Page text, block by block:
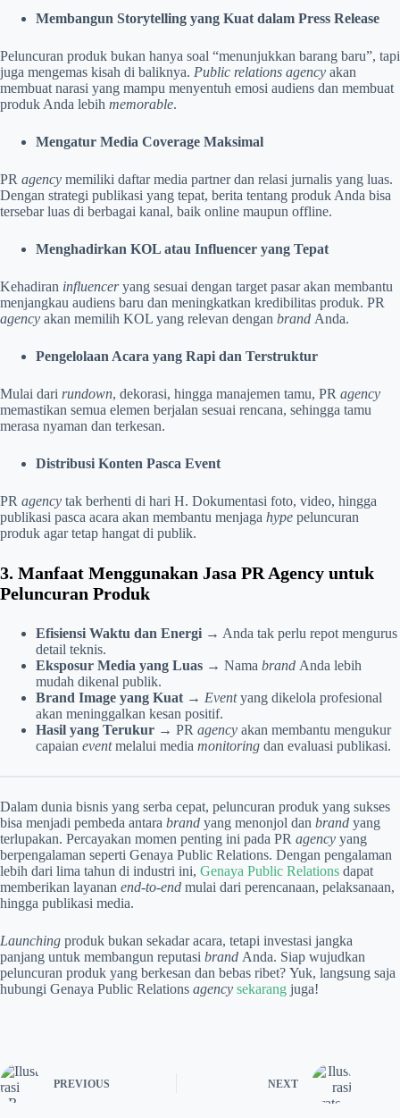
Membangun Storytelling yang Kuat dalam Press Release
Peluncuran produk bukan hanya soal “menunjukkan barang baru”, tapi
juga mengemas kisah di baliknya. Public relations agency akan
membuat narasi yang mampu menyentuh emosi audiens dan membuat
produk Anda lebih memorable.
Mengatur Media Coverage Maksimal
PR agency memiliki daftar media partner dan relasi jurnalis yang luas.
Dengan strategi publikasi yang tepat, berita tentang produk Anda bisa
tersebar luas di berbagai kanal, baik online maupun offline.
Menghadirkan KOL atau Influencer yang Tepat
Kehadiran influenceryang sesuai dengan target pasar akan membantu
menjangkau audiens baru dan meningkatkan kredibilitas produk. PR
agency akan memilih KOL yang relevan dengan brand Anda.
Pengelolaan Acara yang Rapi dan Terstruktur
Mulai dari rundown, dekorasi, hingga manajemen tamu, PR agency
memastikan semua elemen berjalan sesuai rencana, sehingga tamu
merasa nyaman dan terkesan.
Distribusi Konten Pasca Event
PR agency tak berhenti di hari H. Dokumentasi foto, video, hingga
publikasi pasca acara akan membantu menjaga hype peluncuran
produk agar tetap hangat di publik.
3. Manfaat Menggunakan Jasa PR Agency untuk
Peluncuran Produk
Efisiensi Waktu dan Energi → Anda tak perlu repot mengurus
detail teknis.
Eksposur Media yang Luas → Nama brand Anda lebih
mudah dikenal publik.
Brand Image yang Kuat → Eventyang dikelola profesional
akan meninggalkan kesan positif.
Hasil yang Terukur → PR agency akan membantu mengukur
capaian eventmelalui media monitoring dan evaluasi publikasi.
Dalam dunia bisnis yang serba cepat, peluncuran produk yang sukses
bisa menjadi pembeda antara brand yang menonjol dan brand yang
terlupakan. Percayakan momen penting ini pada PR agency yang
berpengalaman seperti Genaya Public Relations. Dengan pengalaman
lebih dari lima tahun di industri ini, Genaya Public Relations dapat
memberikan layanan end-to-end mulai dari perencanaan, pelaksanaan,
hingga publikasi media.
Launching produk bukan sekadar acara, tetapi investasi jangka
panjang untuk membangun reputasi brand Anda. Siap wujudkan
peluncuran produk yang berkesan dan bebas ribet? Yuk, langsung saja
hubungi Genaya Public Relations agency sekarang juga!
PREVIOUS NEXT